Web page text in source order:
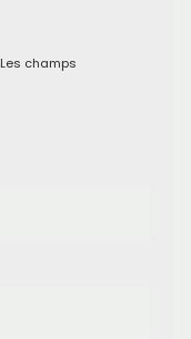
Les champs